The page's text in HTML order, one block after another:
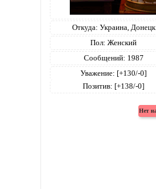
Откуда: Украина, Донецк
Пол: Женский
Сообщений: 1987
Уважение: [+130/-0]
Позитив: [+138/-0]